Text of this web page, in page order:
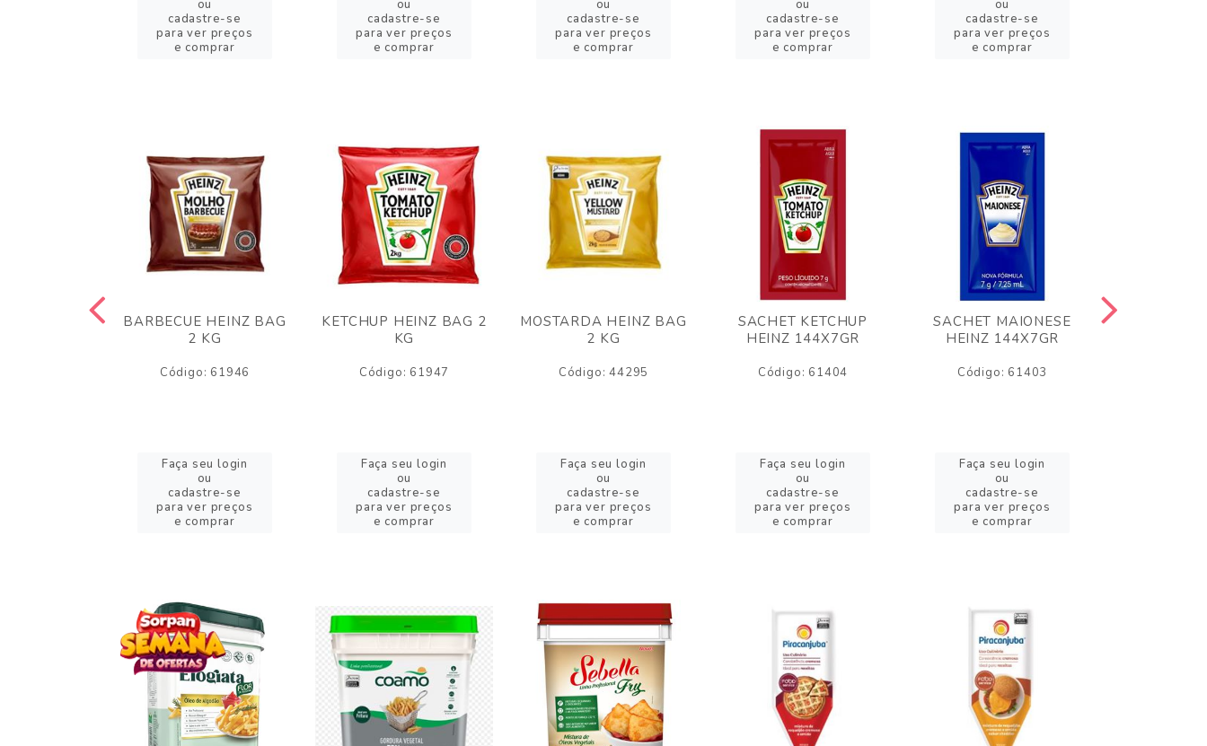
ou
cadastre-se
para ver preços
e comprar
ou
cadastre-se
para ver preços
e comprar
ou
cadastre-se
para ver preços
e comprar
ou
cadastre-se
para ver preços
e comprar
ou
cadastre-se
para ver preços
e comprar
BARBECUE HEINZ BAG
2 KG
Código: 61946
Faça seu login
ou
cadastre-se
para ver preços
e comprar
KETCHUP HEINZ BAG 2
KG
Código: 61947
Faça seu login
ou
cadastre-se
para ver preços
e comprar
MOSTARDA HEINZ BAG
2 KG
Código: 44295
Faça seu login
ou
cadastre-se
para ver preços
e comprar
SACHET KETCHUP
HEINZ 144X7GR
Código: 61404
Faça seu login
ou
cadastre-se
para ver preços
e comprar
SACHET MAIONESE
HEINZ 144X7GR
Código: 61403
Faça seu login
ou
cadastre-se
para ver preços
e comprar